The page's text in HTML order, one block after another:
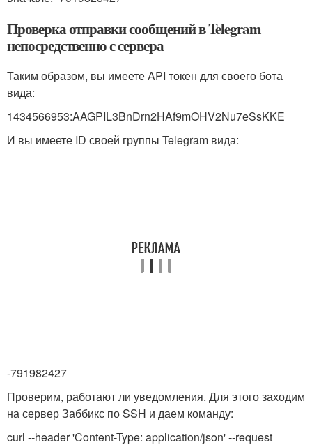
Проверка отправки сообщений в Telegram
непосредственно с сервера
Таким образом, вы имеете API токен для своего бота
вида:
1434566953:AAGPIL3BnDrn2HAf9mOHV2Nu7eSsKKE
И вы имеете ID своей группы Telegram вида:
-791982427
Проверим, работают ли уведомления. Для этого заходим
на сервер Заббикс по SSH и даем команду:
curl --header 'Content-Type: application/json' --request